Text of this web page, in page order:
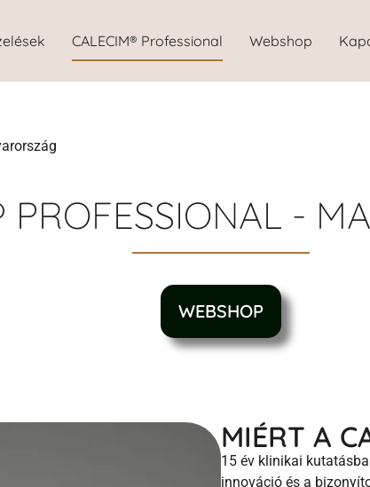
CALECIM® Professional Webshop
PROFESSIONAL -
WEBSHOP
MIÉRT A
15 év klinikai
innováció és a